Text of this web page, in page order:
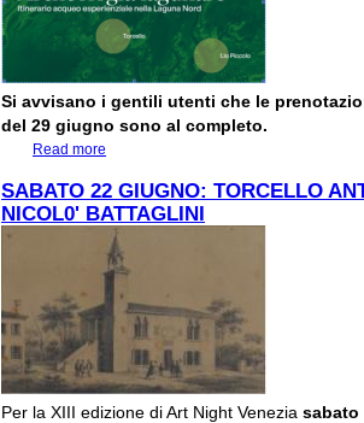
Si avvisano i gentili utenti che le
del 29 giugno sono al completo.
Read more
E LIO PICCOLO
SABATO 22 GIUGNO: TORCELLO
NICOL0' BATTAGLINI
Per la XIII edizione di Art Night Veneziasabato